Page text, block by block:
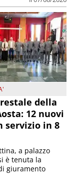
della
12 nuovi
servizio in 8
a palazzo
è tenuta la
giuramento